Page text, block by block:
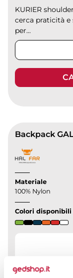
KURIER
cerca praticità e
per...
Materiale
100% Nylon
Colori disponibili